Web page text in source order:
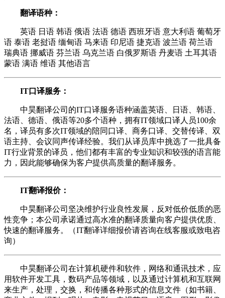
翻译语种：
英语 日语 韩语 俄语 法语 德语 西班牙语 意大利语 葡萄牙
语 泰语 老挝语 缅甸语 马来语 印尼语 捷克语 波兰语 荷兰语
瑞典语 挪威语 芬兰语 乌克兰语 白俄罗斯语 丹麦语 土耳其语
蒙语 满语 维语 其他语言
IT口译服务：
中昊翻译公司的IT口译服务语种涵盖英语、日语、韩语、
法语、德语、俄语等20多个语种，拥有IT领域口译人员100余
名，译员有多次IT领域的陪同口译、商务口译、交替传译、双
语主持、会议同声传译经验。我们从译员库中挑选了一批具备
IT行业背景的译员，他们都有丰富的专业知识和较强的语言能
力，因此能够确保为客户提供高质量的翻译服务。
IT翻译报价：
中昊翻译公司坚决维护行业良性发展，反对低价低质的恶
性竞争；本公司承诺通过高水准的翻译质量向客户提供优质、
快速的翻译服务。（IT翻译详细报价请咨询在线客服或致电咨
询）
中昊翻译公司在计算机硬件和软件，网络和通讯技术，应
用软件开发工具，数码产品等领域，以及通过计算机和互联网
来生产，处理，交换，和传播各种形式的信息文件（如书籍、